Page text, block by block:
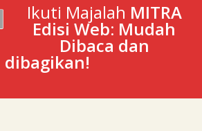
Ikuti Majalah MITRA
Edisi Web: Mudah
Dibaca dan
dibagikan!